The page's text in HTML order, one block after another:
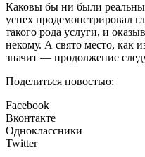
Каковы бы ни были
успех продемонстрировал
такого рода услуги, и
некому. А свято место, как
значит — продолжение
Поделиться новостью:
Facebook
Вконтакте
Одноклассники
Twitter